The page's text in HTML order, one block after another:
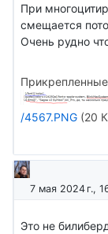
При
смещается
Очень рудно
/4567.PNG (20
7 мая 2024 г.,
Это не